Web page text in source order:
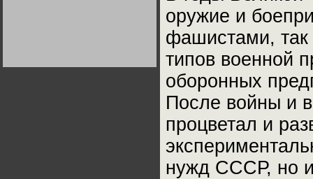
оружие и
фашистами, так
типов военной
оборонных
После войны и
процветал и
нужд СССР, но